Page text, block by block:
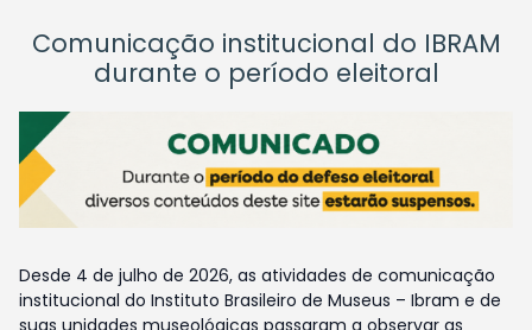
Comunicação institucional do IBRAM
durante o período eleitoral
Desde 4 de julho de 2026, as atividades de comunicação
institucional do Instituto Brasileiro de Museus – Ibram e de